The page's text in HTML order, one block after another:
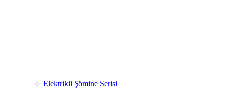
Elektrikli Şömine Serisi